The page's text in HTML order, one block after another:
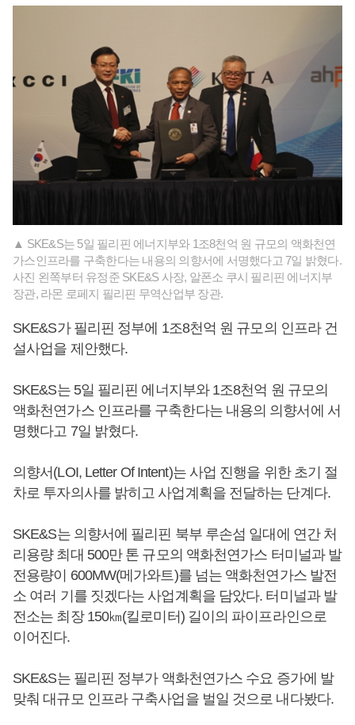
▲ SKE&S는 5일 필리핀 에너지부와 1조8천억 원 규모의 액화천연
가스인프라를 구축한다는 내용의 의향서에 서명했다고 7일 밝혔다.
사진 왼쪽부터 유정준 SKE&S 사장, 알폰소 쿠시 필리핀 에너지부
장관, 라몬 로페지 필리핀 무역산업부 장관.
SKE&S가 필리핀 정부에 1조8천억 원 규모의 인프라 건
설사업을 제안했다.
SKE&S는 5일 필리핀 에너지부와 1조8천억 원 규모의
액화천연가스 인프라를 구축한다는 내용의 의향서에 서
명했다고 7일 밝혔다.
의향서(LOI, Letter Of Intent)는 사업 진행을 위한 초기 절
차로 투자의사를 밝히고 사업계획을 전달하는 단계다.
SKE&S는 의향서에 필리핀 북부 루손섬 일대에 연간 처
리용량 최대 500만 톤 규모의 액화천연가스 터미널과 발
전용량이 600MW(메가와트)를 넘는 액화천연가스 발전
소 여러 기를 짓겠다는 사업계획을 담았다. 터미널과 발
전소는 최장 150㎞(킬로미터) 길이의 파이프라인으로
이어진다.
SKE&S는 필리핀 정부가 액화천연가스 수요 증가에 발
맞춰 대규모 인프라 구축사업을 벌일 것으로 내다봤다.